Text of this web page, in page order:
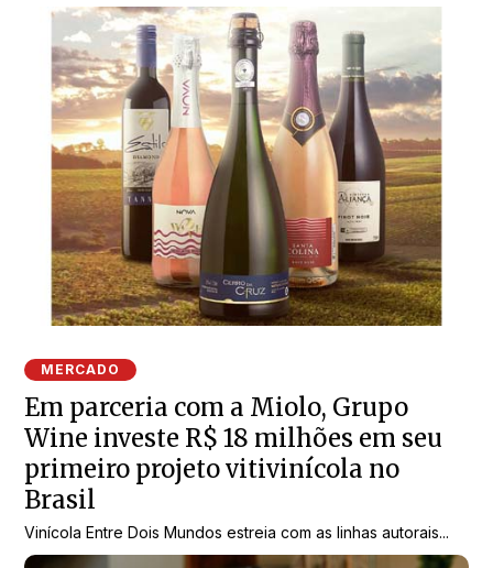
MERCADO
Em parceria com a Miolo, Grupo
Wine investe R$ 18 milhões em seu
primeiro projeto vitivinícola no
Brasil
Vinícola Entre Dois Mundos estreia com as linhas autorais...